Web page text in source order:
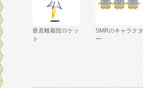
垂直離着陸ロケッ
ト
SMRのキャラクタ
ー